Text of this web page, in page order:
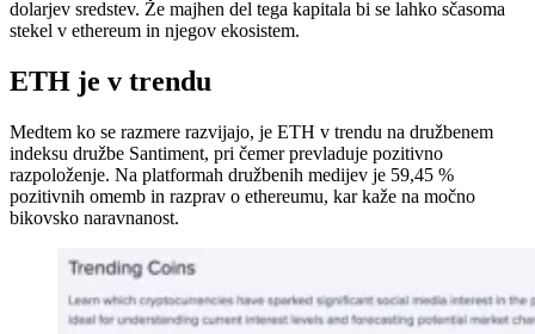
dolarjev sredstev. Že majhen del tega kapitala bi se lahko sčasoma
stekel v ethereum in njegov ekosistem.
ETH je v trendu
Medtem ko se razmere razvijajo, je ETH v trendu na družbenem
indeksu družbe Santiment, pri čemer prevladuje pozitivno
razpoloženje. Na platformah družbenih medijev je 59,45 %
pozitivnih omemb in razprav o ethereumu, kar kaže na močno
bikovsko naravnanost.